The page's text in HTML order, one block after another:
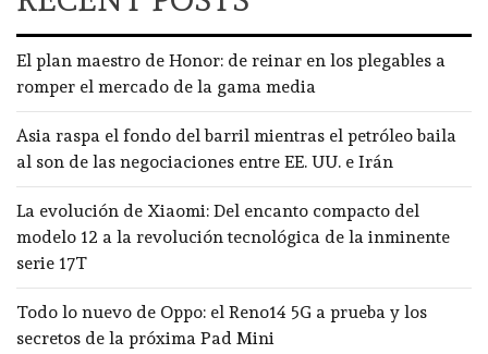
El plan maestro de Honor: de reinar en los plegables a
romper el mercado de la gama media
Asia raspa el fondo del barril mientras el petróleo baila
al son de las negociaciones entre EE. UU. e Irán
La evolución de Xiaomi: Del encanto compacto del
modelo 12 a la revolución tecnológica de la inminente
serie 17T
Todo lo nuevo de Oppo: el Reno14 5G a prueba y los
secretos de la próxima Pad Mini